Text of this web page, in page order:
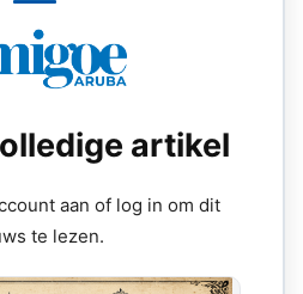
artikel
aan of log in om dit
te lezen.